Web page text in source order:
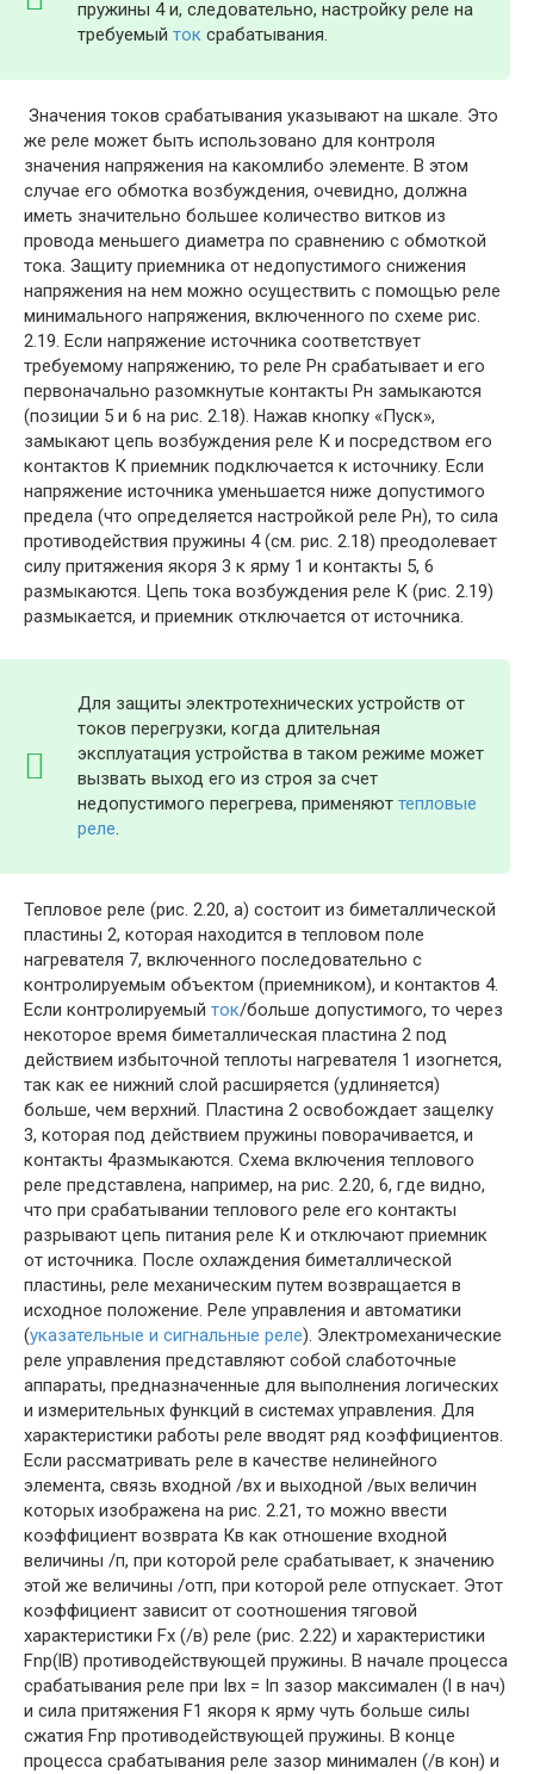
пружины 4 и, следовательно, настройку реле на
требуемый ток срабатывания.
Значения токов срабатывания указывают на шкале. Это
же реле может быть использовано для контроля
значения напряжения на какомлибо элементе. В этом
случае его обмотка возбуждения, очевидно, должна
иметь значительно большее количество витков из
провода меньшего диаметра по сравнению с обмоткой
тока. Защиту приемника от недопустимого снижения
напряжения на нем можно осуществить с помощью реле
минимального напряжения, включенного по схеме рис.
2.19. Если напряжение источника соответствует
требуемому напряжению, то реле Рн срабатывает и его
первоначально разомкнутые контакты Рн замыкаются
(позиции 5 и 6 на рис. 2.18). Нажав кнопку «Пуск»,
замыкают цепь возбуждения реле К и посредством его
контактов К приемник подключается к источнику. Если
напряжение источника уменьшается ниже допустимого
предела (что определяется настройкой реле Рн), то сила
противодействия пружины 4 (см. рис. 2.18) преодолевает
силу притяжения якоря 3 к ярму 1 и контакты 5, 6
размыкаются. Цепь тока возбуждения реле К (рис. 2.19)
размыкается, и приемник отключается от источника.
Для защиты электротехнических устройств от
токов перегрузки, когда длительная
эксплуатация устройства в таком режиме может
вызвать выход его из строя за счет
недопустимого перегрева, применяют тепловые
реле.
Тепловое реле (рис. 2.20, а) состоит из биметаллической
пластины 2, которая находится в тепловом поле
нагревателя 7, включенного последовательно с
контролируемым объектом (приемником), и контактов 4.
Если контролируемый ток/больше допустимого, то через
некоторое время биметаллическая пластина 2 под
действием избыточной теплоты нагревателя 1 изогнется,
так как ее нижний слой расширяется (удлиняется)
больше, чем верхний. Пластина 2 освобождает защелку
3, которая под действием пружины поворачивается, и
контакты 4размыкаются. Схема включения теплового
реле представлена, например, на рис. 2.20, 6, где видно,
что при срабатывании теплового реле его контакты
разрывают цепь питания реле К и отключают приемник
от источника. После охлаждения биметаллической
пластины, реле механическим путем возвращается в
исходное положение. Реле управления и автоматики
(указательные и сигнальные реле). Электромеханические
реле управления представляют собой слаботочные
аппараты, предназначенные для выполнения логических
и измерительных функций в системах управления. Для
характеристики работы реле вводят ряд коэффициентов.
Если рассматривать реле в качестве нелинейного
элемента, связь входной /вх и выходной /вых величин
которых изображена на рис. 2.21, то можно ввести
коэффициент возврата Кв как отношение входной
величины /п, при которой реле срабатывает, к значению
этой же величины /отп, при которой реле отпускает. Этот
коэффициент зависит от соотношения тяговой
характеристики Fx (/в) реле (рис. 2.22) и характеристики
Fnp(lB) противодействующей пружины. В начале процесса
срабатывания реле при Iвх = Iп зазор максимален (l в нач)
и сила притяжения F1 якоря к ярму чуть больше силы
сжатия Fnp противодействующей пружины. В конце
процесса срабатывания реле зазор минимален (/в кон) и